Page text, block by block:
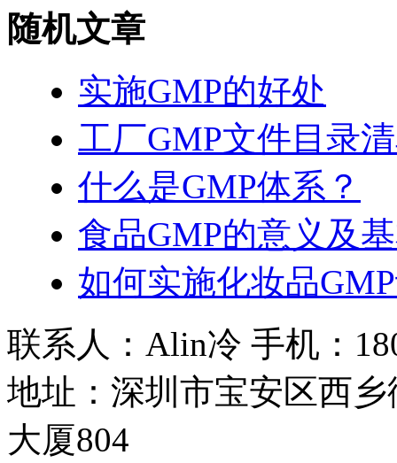
随机文章
实施GMP的好处
工厂GMP文件目录
什么是GMP体系？
食品GMP的意义及
如何实施化妆品
联系人：Alin冷 手机：
地址：深圳市宝安区西
大厦804